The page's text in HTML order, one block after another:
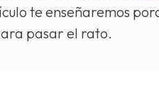
te enseñaremos
pasar el rato.